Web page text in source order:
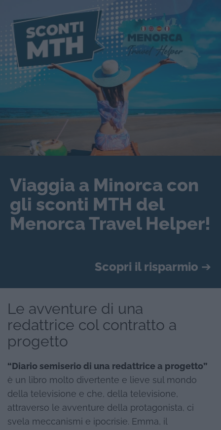
Viaggia a Minorca con
gli sconti MTH del
Menorca Travel Helper!
Scopri il risparmio ➔
Le avventure di una
redattrice col contratto a
progetto
“Diario semiserio di una redattrice a progetto”
è un libro molto divertente e lieve sul mondo
della televisione e che, della televisione,
attraverso le avventure della protagonista, ci
svela meccanismi e ipocrisie. Emma, il